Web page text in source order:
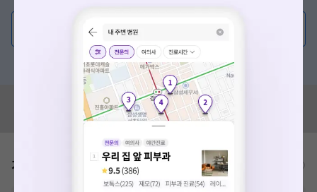
💬 무엇이든 물어보세요
혹은, 의료상담 서비스에 다양한 게시글 보러가기
혹시 잘못된 병원정보가 있나요?
모두닥 팀에 알려주세요!
가격표 비급여/급여 진료란?